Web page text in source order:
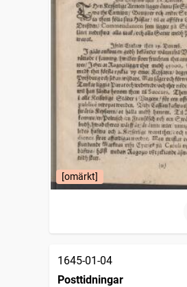
[omärkt]
1645-01-04
Posttidningar